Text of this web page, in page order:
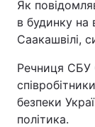
Тема
Як
в будинку на
Саакашвілі,
Речниця СБУ
безпеки
політика.